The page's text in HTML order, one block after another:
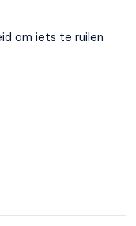
om iets te ruilen